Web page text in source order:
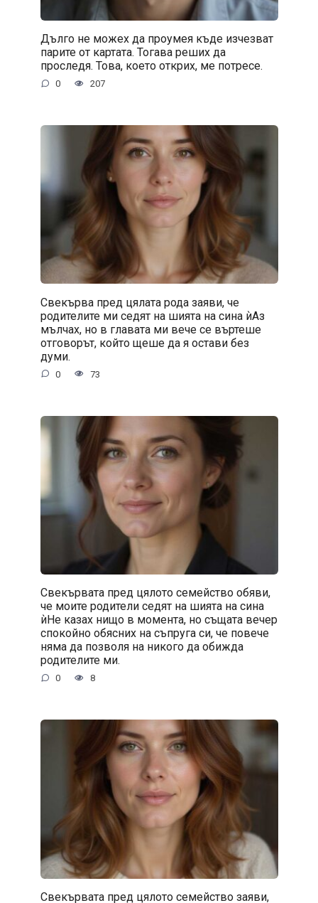
Дълго не можех да проумея къде изчезват
парите от картата. Тогава реших да
проследя. Това, което открих, ме потресе.
0 207
Свекърва пред цялата рода заяви, че
родителите ми седят на шията на сина ѝАз
мълчах, но в главата ми вече се въртеше
отговорът, който щеше да я остави без
думи.
0 73
Свекървата пред цялото семейство обяви,
че моите родители седят на шията на сина
ѝНе казах нищо в момента, но същата вечер
спокойно обясних на съпруга си, че повече
няма да позволя на никого да обижда
родителите ми.
0 8
Свекървата пред цялото семейство заяви,